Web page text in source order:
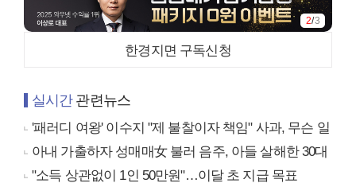
2/3
한경지면 구독신청
실시간관련뉴스
'패러디 여왕' 이수지 "제 불찰이자 책임" 사과, 무슨 일
아내 가출하자 성매매女 불러 음주, 아들 살해한 30대
"소득 상관없이 1인 50만원"…이달 초 지급 목표